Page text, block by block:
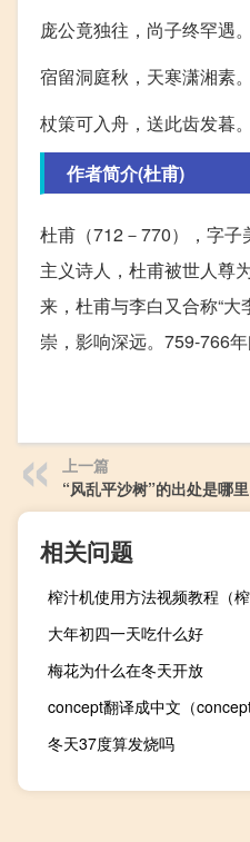
庞公竟独往，尚子终罕遇。
宿留洞庭秋，天寒潇湘素。
杖策可入舟，送此齿发暮。
作者简介(杜甫)
杜甫（712－770），字子
主义诗人，杜甫被世人尊
来，杜甫与李白又合称“
崇，影响深远。759-766
上一篇
“风乱平沙树”的出处是哪里
相关问题
榨汁机使用方法视频教程（榨
大年初四一天吃什么好
梅花为什么在冬天开放
concept翻译成中文（concept
冬天37度算发烧吗